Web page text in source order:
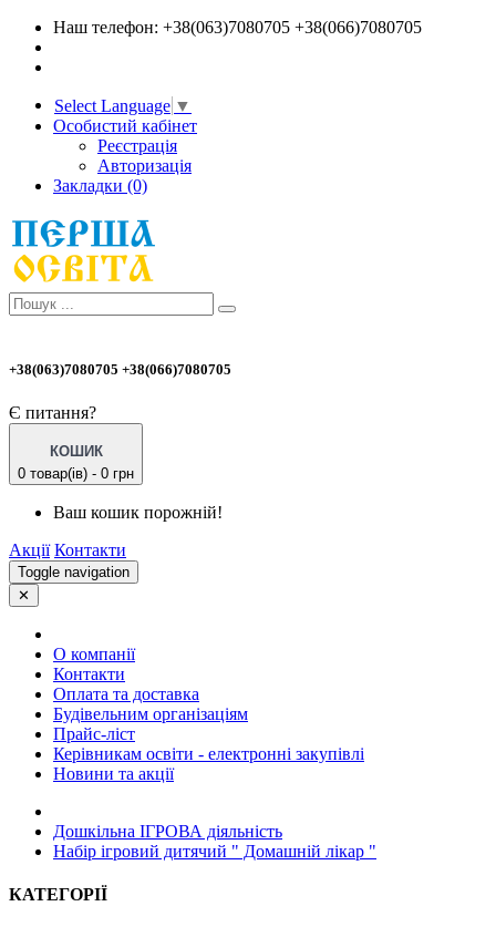
Наш телефон: +38(063)7080705 +38(066)7080705
Select Language ▼
Особистий кабінет
Реєстрація
Авторизація
Закладки (0)
+38(063)7080705 +38(066)7080705
Є питання?
КОШИК
0 товар(ів) - 0 грн
Ваш кошик порожній!
Акції Контакти
Toggle navigation
✕
О компанії
Контакти
Оплата та доставка
Будівельним організаціям
Прайс-ліст
Керівникам освіти - електронні закупівлі
Новини та акції
Дошкільна ІГРОВА діяльність
Набір ігровий дитячий " Домашній лікар "
КАТЕГОРІЇ